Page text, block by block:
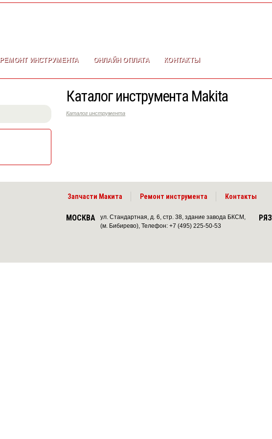
РЕМОНТИНСТРУМЕНТА ОНЛАЙН ОПЛАТА КОНТАКТЫ
Каталог инструмента Makita
Каталог инструмента
Запчасти Макита Ремонт инструмента Контакты
МОСКВА
ул. Стандартная, д. 6, стр. 38, здание завода БКСМ,
(м. Бибирево), Телефон: +7 (495) 225-50-53